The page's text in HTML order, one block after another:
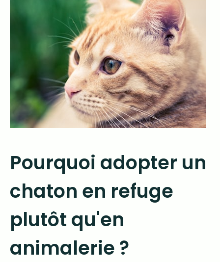
Pourquoi adopter un
chaton en refuge
plutôt qu'en
animalerie ?